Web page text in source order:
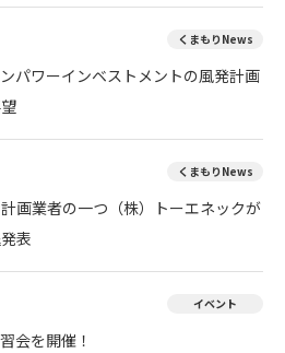
くまもりNews
パワーインベストメントの風発計画
くまもりNews
画業者の一つ（株）トーエネックが
表
イベント
会を開催！